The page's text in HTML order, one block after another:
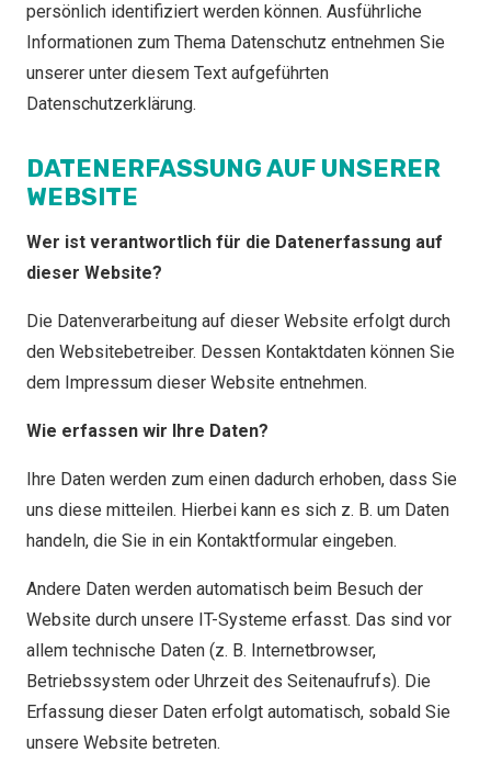
persönlich identifiziert werden können. Ausführliche
Informationen zum Thema Datenschutz entnehmen Sie
unserer unter diesem Text aufgeführten
Datenschutzerklärung.
DATENERFASSUNG AUF UNSERER
WEBSITE
Wer ist verantwortlich für die Datenerfassung auf
dieser Website?
Die Datenverarbeitung auf dieser Website erfolgt durch
den Websitebetreiber. Dessen Kontaktdaten können Sie
dem Impressum dieser Website entnehmen.
Wie erfassen wir Ihre Daten?
Ihre Daten werden zum einen dadurch erhoben, dass Sie
uns diese mitteilen. Hierbei kann es sich z. B. um Daten
handeln, die Sie in ein Kontaktformular eingeben.
Andere Daten werden automatisch beim Besuch der
Website durch unsere IT-Systeme erfasst. Das sind vor
allem technische Daten (z. B. Internetbrowser,
Betriebssystem oder Uhrzeit des Seitenaufrufs). Die
Erfassung dieser Daten erfolgt automatisch, sobald Sie
unsere Website betreten.